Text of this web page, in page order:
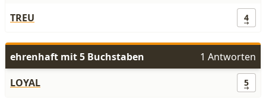
TREU 4
ehrenhaft mit 5 Buchstaben
1 Antworten
LOYAL
5